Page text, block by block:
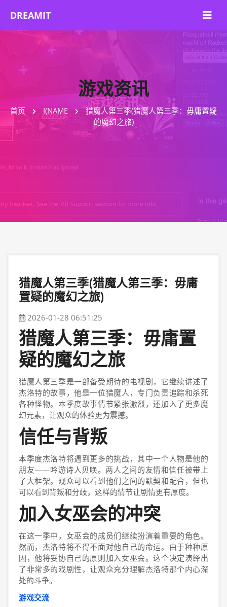
游戏资讯
首页 I(NAME
猎魔人第三季(猎魔人第三季：毋庸置疑
的魔幻之旅)
猎魔人第三季(猎魔人第三季：毋庸
置疑的魔幻之旅)
2026-01-28 06:51:25
猎魔人第三季：毋庸置
疑的魔幻之旅
猎魔人第三季是一部备受期待的电视剧，它继续讲述了
杰洛特的故事，他是一位猎魔人，专门负责追踪和杀死
各种怪物。本季度故事情节紧张激烈，还加入了更多魔
幻元素，让观众的体验更为震撼。
信任与背叛
本季度杰洛特将遇到更多的挑战，其中一个人物是他的
朋友——吟游诗人贝唤。两人之间的友情和信任被带上
了大框架。观众可以看到他们之间的默契和配合，但也
可以看到背叛和分歧，这样的情节让剧情更有厚度。
加入女巫会的冲突
在这一季中，女巫会的成员们继续扮演着重要的角色。
然而，杰洛特将不得不面对他自己的命运。由于种种原
因，他将妥协自己的原则加入女巫会。这个决定演绎出
了非常多的戏剧性，让观众充分理解杰洛特那个内心深
处的斗争。
游戏交流